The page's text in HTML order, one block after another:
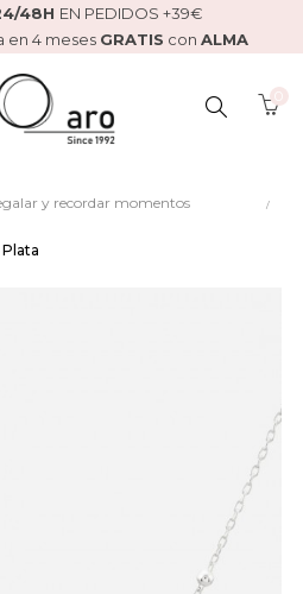
48H EN PEDIDOS +39€
en 4 meses GRATIS con ALMA
BUSCAR
y recordar momentos